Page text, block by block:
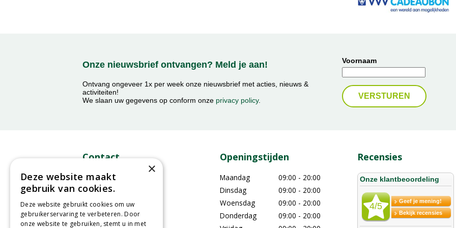
Onze nieuwsbrief ontvangen? Meld je aan!
Ontvang ongeveer 1x per week onze nieuwsbrief met acties, nieuws &
activiteiten!
We slaan uw gegevens op conform onze privacy policy.
Voornaam
Contact
GroenRijk Middelburg​
Mortiereboulevard 2
4336RA Middelburg
0118-470400
Openingstijden
Maandag
09:00 - 20:00
Dinsdag
09:00 - 20:00
Woensdag
09:00 - 20:00
Donderdag
09:00 - 20:00
Recensies
×
Deze website maakt
gebruik van cookies.
Deze website gebruikt cookies om uw
gebruikerservaring te verbeteren. Door
onze website te gebruiken, stemt u in met